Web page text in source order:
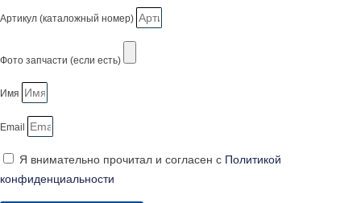
Артикул (каталожный номер)
Фото запчасти (если есть)
Имя
Email
Я внимательно прочитал и согласен с Политикой
конфиденциальности